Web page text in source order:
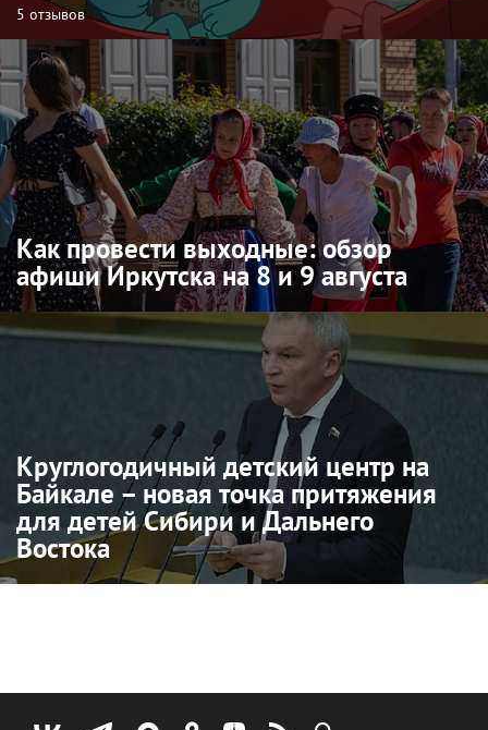
5 отзывов
Как провести выходные: обзор
афиши Иркутска на 8 и 9 августа
Круглогодичный детский центр на
Байкале – новая точка притяжения
для детей Сибири и Дальнего
Востока